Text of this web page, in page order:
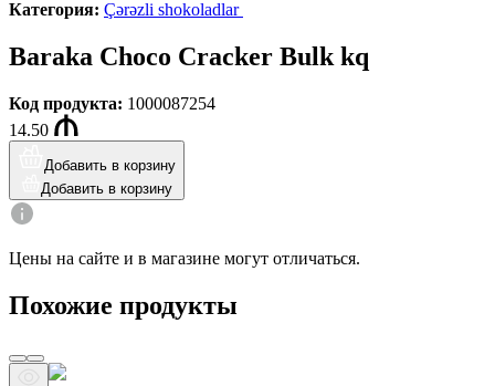
Категория: Çərəzli shokoladlar
Baraka Choco Cracker Bulk kq
Код продукта: 1000087254
14.50
Добавить в корзину
Добавить в корзину
Цены на сайте и в магазине могут отличаться.
Похожие продукты